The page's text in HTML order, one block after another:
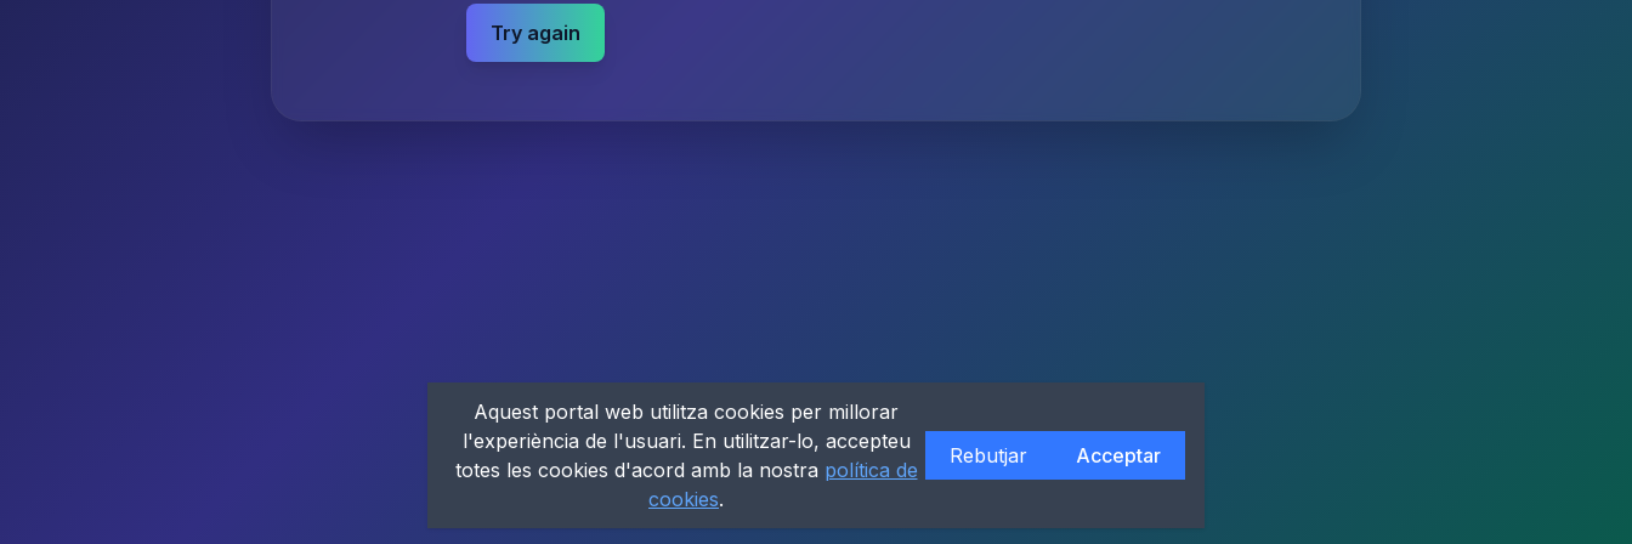
Try again
Aquest portal web utilitza cookies per millorar
l'experiència de l'usuari. En utilitzar-lo, accepteu
totes les cookies d'acord amb la nostra política de
cookies.
Rebutjar Acceptar